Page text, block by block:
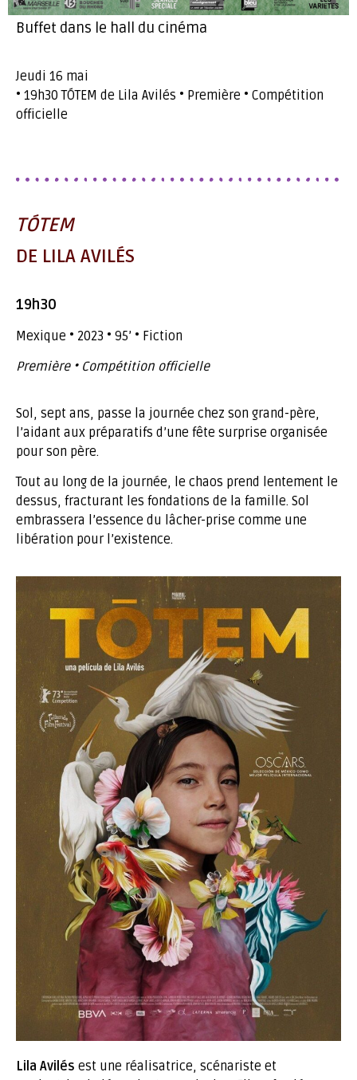
Buffet dans le hall du cinéma
Jeudi 16 mai
• 19h30 TÓTEM de Lila Avilés • Première • Compétition
officielle
TÓTEM
DE LILA AVILÉS
19h30
Mexique • 2023 • 95’ • Fiction
Première • Compétition officielle
Sol, sept ans, passe la journée chez son grand-père,
l’aidant aux préparatifs d’une fête surprise organisée
pour son père.
Tout au long de la journée, le chaos prend lentement le
dessus, fracturant les fondations de la famille. Sol
embrassera l’essence du lâcher-prise comme une
libération pour l’existence.
Lila Avilés est une réalisatrice, scénariste et